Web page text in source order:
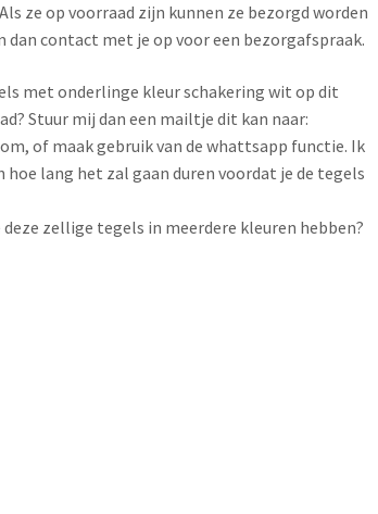
ze op voorraad zijn kunnen ze bezorgd worden
dan contact met je op voor een bezorgafspraak.
met onderlinge kleur schakering wit op dit
Stuur mij dan een mailtje dit kan naar:
of maak gebruik van de whattsapp functie. Ik
hoe lang het zal gaan duren voordat je de tegels
zellige tegels in meerdere kleuren hebben?